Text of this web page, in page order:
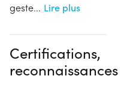
geste... Lire plus
Certifications,
reconnaissances